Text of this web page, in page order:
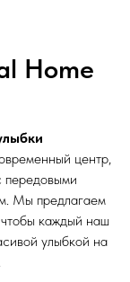
Home
центр,
передовыми
Мы предлагаем
чтобы каждый наш
улыбкой на